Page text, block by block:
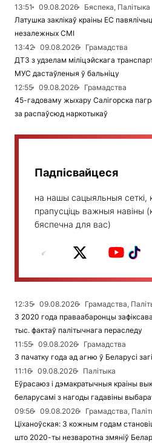
13:51 09.08.2026
Бяспека, Палітыка
Латушка заклікаў краіны ЕС
незалежных СМІ
13:42
09.08.2026
Грамадства
ДТЗ з удзелам міліцэйскага
МУС дастаўленыя ў бальніцу
12:55
09.08.2026
Грамадства
45-гадоваму жыхару Салігорска
за распаўсюд наркотыкаў
Падпісвайцеся
на нашы сацыяльныя сеткі,
прапусціць важныя навіны
бяспечна для вас)
12:35 09.08.2026
Грамадства,
З 2020 года праваабаронцы
тыс. фактаў палітычнага пераследу
11:55
09.08.2026
Грамадства
З пачатку года ад агню ў Беларусі
11:16
09.08.2026
Палітыка
Еўрасаюз і дэмакратычныя краіны
беларусамі з нагоды гадавіны
09:56
09.08.2026
Грамадства,
Ціханоўская: З кожным годам
што 2020-ты незваротна змяніў